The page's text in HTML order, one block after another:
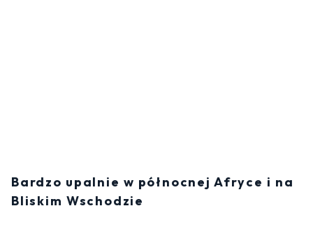
Bardzo upalnie w północnej Afryce i na
Bliskim Wschodzie